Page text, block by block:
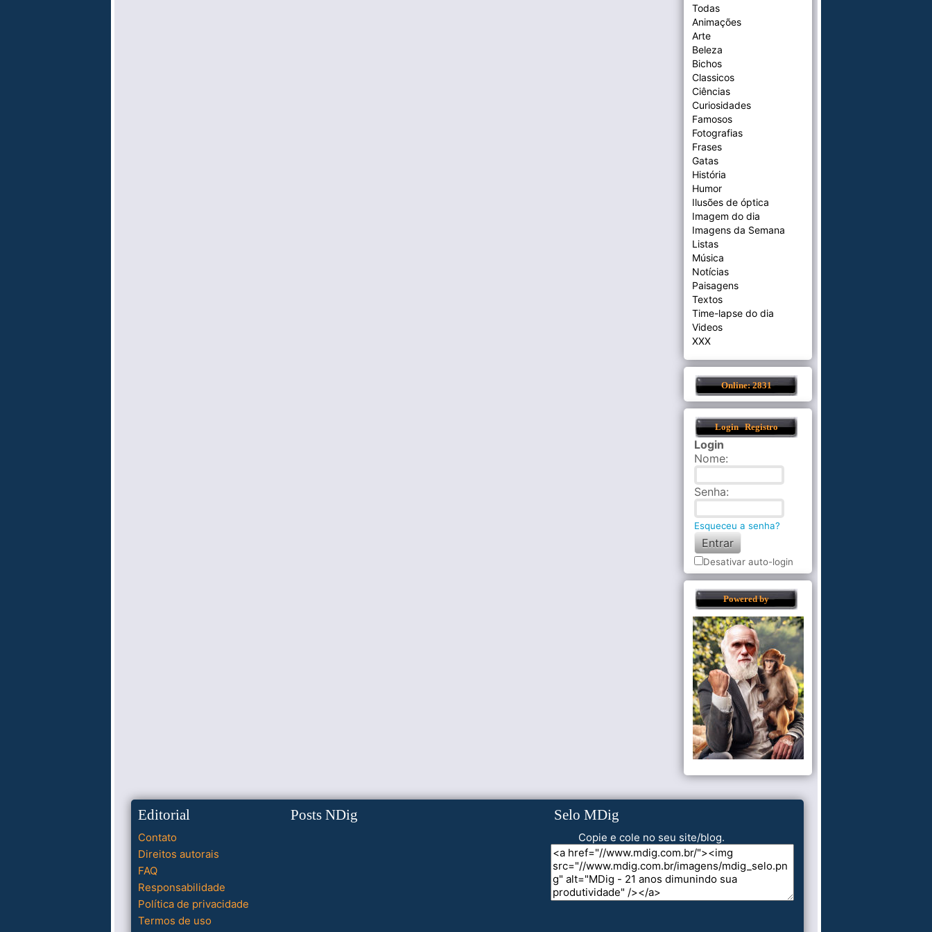
Todas
Animações
Arte
Beleza
Bichos
Classicos
Ciências
Curiosidades
Famosos
Fotografias
Frases
Gatas
História
Humor
Ilusões de óptica
Imagem do dia
Imagens da Semana
Listas
Música
Notícias
Paisagens
Textos
Time-lapse do dia
Videos
XXX
Online: 2831
Login Registro
Login
Nome:
Senha:
Esqueceu a senha?
Desativar auto-login
Powered by
Editorial
Contato
Direitos autorais
FAQ
Responsabilidade
Política de privacidade
Termos de uso
Posts NDig Selo MDig
Copie e cole no seu site/blog.